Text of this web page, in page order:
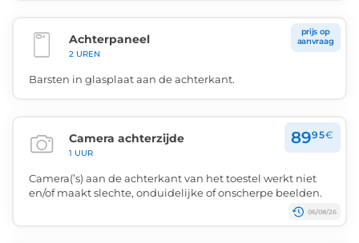
Achterpaneel
2 UREN
prijs op
aanvraag
Barsten in glasplaat aan de achterkant.
Camera achterzijde
1 UUR
8995€
Camera(’s) aan de achterkant van het toestel werkt niet
en/of maakt slechte, onduidelijke of onscherpe beelden.
06/08/26